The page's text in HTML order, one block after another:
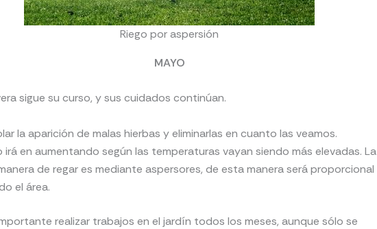
Riego por aspersión
MAYO
sigue su curso, y sus cuidados continúan.
la aparición de malas hierbas y eliminarlas en cuanto las veamos.
irá en aumentando según las temperaturas vayan siendo más elevadas. La
de regar es mediante aspersores, de esta manera será proporcional
el área.
realizar trabajos en el jardín todos los meses, aunque sólo se